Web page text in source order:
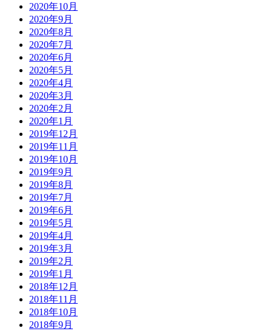
2020年10月
2020年9月
2020年8月
2020年7月
2020年6月
2020年5月
2020年4月
2020年3月
2020年2月
2020年1月
2019年12月
2019年11月
2019年10月
2019年9月
2019年8月
2019年7月
2019年6月
2019年5月
2019年4月
2019年3月
2019年2月
2019年1月
2018年12月
2018年11月
2018年10月
2018年9月